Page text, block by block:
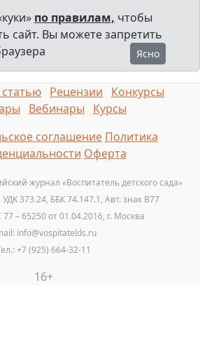
по правилам, чтобы
сайт. Вы можете запретить
Ясно
Рецензии
Конкурсы
Вебинары
Курсы
соглашение Политика
Оферта
журнал «Воспитатель детского сада»
УДК 373.24, ББК 74.147.1, Авт. знак B77
– 65250 от 01.04.2016, г. Москва
info@vospitatelds.ru
+7 (925) 664-32-11
16+